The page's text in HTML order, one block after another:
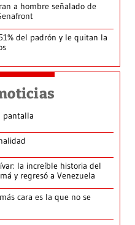
a hombre señalado de
del padrón y le quitan la
pantalla​
la increíble historia del
y regresó a Venezuela
cara es la que no se